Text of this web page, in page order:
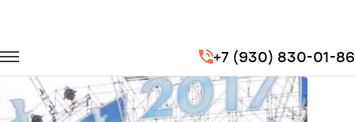
+7 (930) 830-01-86
Транспорт на мероприятия
XIX Всемирный фестиваль молодежи и студентов